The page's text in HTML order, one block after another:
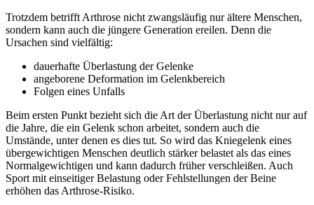
Trotzdem betrifft Arthrose nicht zwangsläufig nur ältere Menschen,
sondern kann auch die jüngere Generation ereilen. Denn die
Ursachen sind vielfältig:
dauerhafte Überlastung der Gelenke
angeborene Deformation im Gelenkbereich
Folgen eines Unfalls
Beim ersten Punkt bezieht sich die Art der Überlastung nicht nur auf
die Jahre, die ein Gelenk schon arbeitet, sondern auch die
Umstände, unter denen es dies tut. So wird das Kniegelenk eines
übergewichtigen Menschen deutlich stärker belastet als das eines
Normalgewichtigen und kann dadurch früher verschleißen. Auch
Sport mit einseitiger Belastung oder Fehlstellungen der Beine
erhöhen das Arthrose-Risiko.